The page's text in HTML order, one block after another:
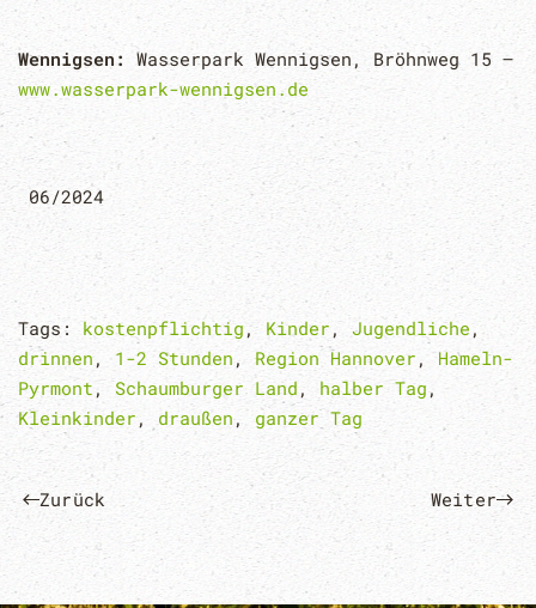
Wennigsen: Wasserpark Wennigsen, Bröhnweg 15 –
www.wasserpark-wennigsen.de
06/2024
Tags: kostenpflichtig , Kinder , Jugendliche ,
drinnen , 1-2 Stunden , Region Hannover ,Hameln-
Pyrmont ,Schaumburger Land , halber Tag,
Kleinkinder , draußen , ganzer Tag
Zurück Weiter